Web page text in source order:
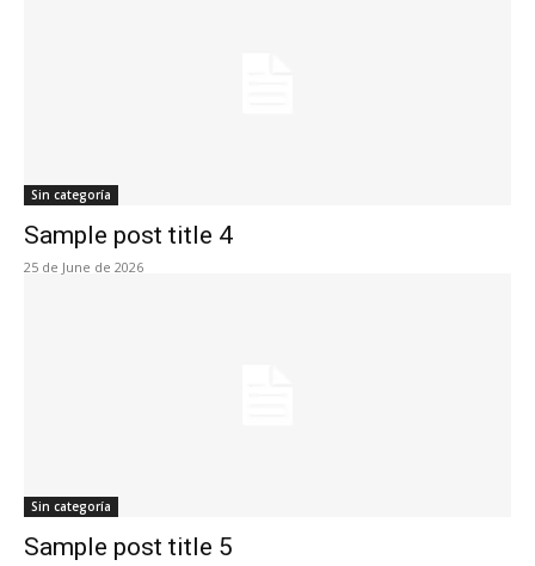
Sin categoría
Sample post title 4
25 de June de 2026
Sin categoría
Sample post title 5